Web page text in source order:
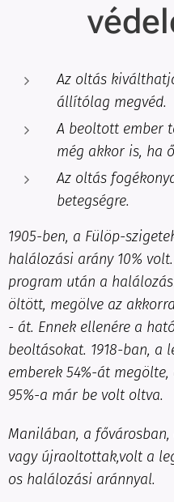
Az oltás
állítólag megvéd.
A beoltott ember
még akkor is, ha
Az oltás
betegségre.
1905-ben, a Fülöp-
halálozási arány 10%
program után a
öltött, megölve az
- át. Ennek ellenére a
beoltásokat. 1918-ban, a
emberek 54%-át
95%-a már be volt oltva.
Manilában, a
vagy újraoltottak,volt a
os halálozási aránnyal.